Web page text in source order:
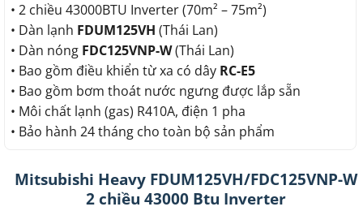
• 2 chiều 43000BTU Inverter (70m² – 75m²)
• Dàn lạnh FDUM125VH (Thái Lan)
• Dàn nóng FDC125VNP-W(Thái Lan)
• Bao gồm điều khiển từ xa có dây RC-E5
• Bao gồm bơm thoát nước ngưng được lắp sẵn
• Môi chất lạnh (gas) R410A, điện 1 pha
• Bảo hành 24 tháng cho toàn bộ sản phẩm
Mitsubishi Heavy FDUM125VH/FDC125VNP-W
2 chiều 43000 Btu Inverter